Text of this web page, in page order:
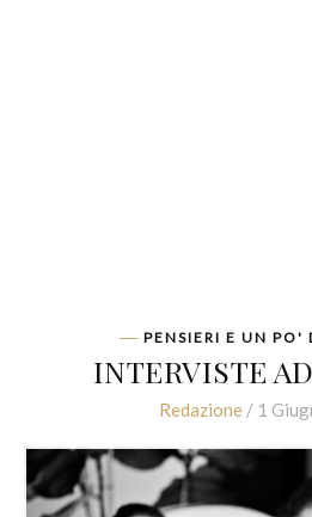
PENSIERI E UN PO'
INTERVISTE
Redazione / 1